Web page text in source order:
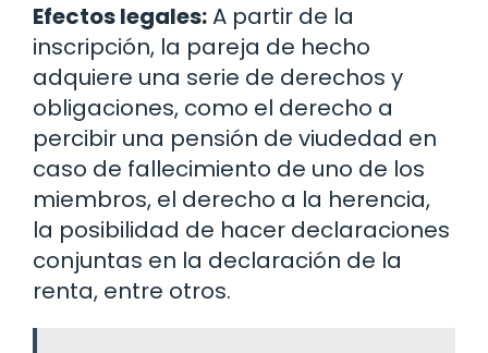
Efectos legales:A partir de la
inscripción, la pareja de hecho
adquiere una serie de derechos y
obligaciones, como el derecho a
percibir una pensión de viudedad en
caso de fallecimiento de uno de los
miembros, el derecho a la herencia,
la posibilidad de hacer declaraciones
conjuntas en la declaración de la
renta, entre otros.